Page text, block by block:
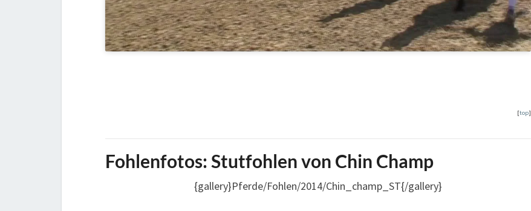
[top]
Fohlenfotos: Stutfohlen von Chin Champ
{gallery}Pferde/Fohlen/2014/Chin_champ_ST{/gallery}